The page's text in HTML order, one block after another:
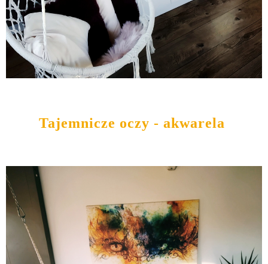
Tajemnicze oczy - akwarela